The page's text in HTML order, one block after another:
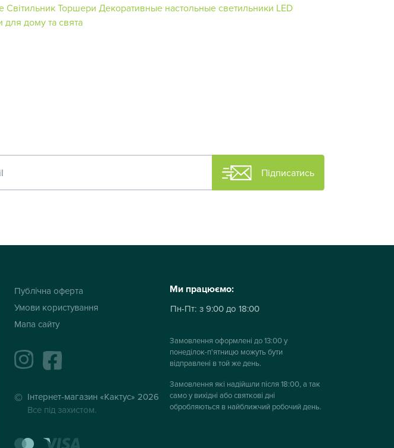
СвітильникТоршери Декоративные настольные светильники LED
для дому та свята
Підписатись
Публічна оферта
Умови користування
Мапа сайту
instagramfacebook
Інтернет-магазин «Кактус» 2026
Все під захистом.
mastercard
Ми працюємо:
Пн-Пт: з 9:00 до 18:00
Замовлення оформлені до 13:00 у
понеділок-п'ятницю можуть бути
відправлені в той же день.
Замовлення які надійшли після 18:00, а так
само у вихідні або святкові дні
обробляються в найближчий робочий день.